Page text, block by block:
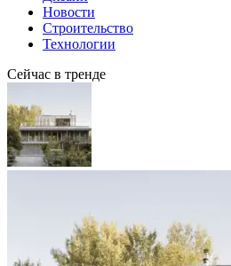
Новости
Строительство
Технологии
Сейчас в тренде